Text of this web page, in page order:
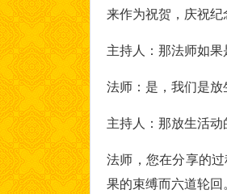
来作为祝贺，庆祝纪
主持人：那法师如果
法师：是，我们是放
主持人：那放生活动
法师，您在分享的
果的束缚而六道轮回